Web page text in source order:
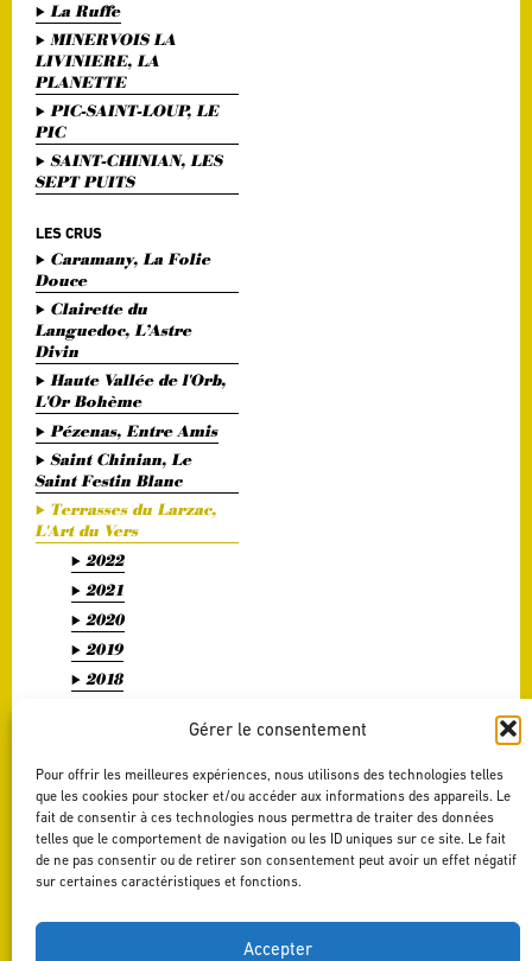
Gérer le consentement
Pour offrir les meilleures expériences, nous utilisons des technologies telles
que les cookies pour stocker et/ou accéder aux informations des appareils. Le
fait de consentir à ces technologies nous permettra de traiter des données
telles que le comportement de navigation ou les ID uniques sur ce site. Le fait
de ne pas consentir ou de retirer son consentement peut avoir un effet négatif
sur certaines caractéristiques et fonctions.
Accepter
La Ruffe
MINERVOIS LA
LIVINIERE, LA
PLANETTE
PIC-SAINT-LOUP, LE
PIC
SAINT-CHINIAN, LES
SEPT PUITS
LES CRUS
Caramany, La Folie
Douce
Clairette du
Languedoc, L’Astre
Divin
Haute Vallée de l'Orb,
L'Or Bohème
Pézenas, Entre Amis
Saint Chinian, Le
Saint Festin Blanc
Terrasses du Larzac,
L'Art du Vers
2022
2021
2020
2019
2018
2015
2014
2013
2012
2011
Terrasses du Larzac,